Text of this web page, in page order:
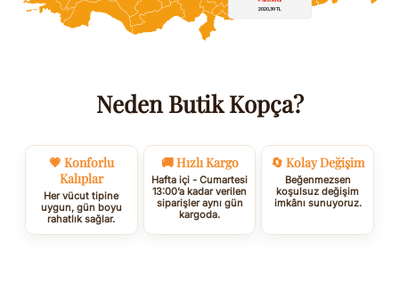
Neden Butik Kopça?
💗 Konforlu
Kalıplar
Her vücut tipine
uygun, gün boyu
rahatlık sağlar.
🚚 Hızlı Kargo
Hafta içi - Cumartesi
13:00’a kadar verilen
siparişler aynı gün
kargoda.
🔄 Kolay Değişim
Beğenmezsen
koşulsuz değişim
imkânı sunuyoruz.